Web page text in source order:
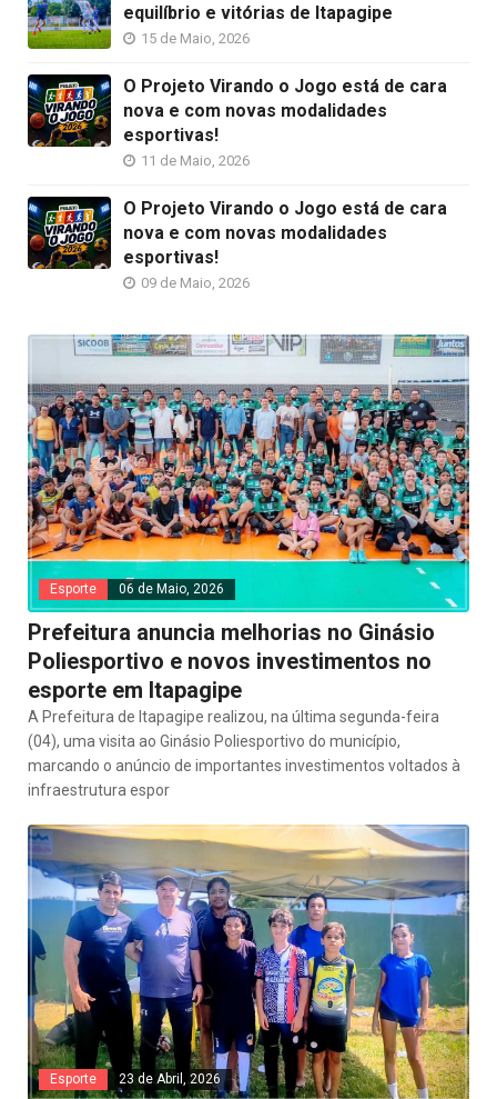
equilíbrio e vitórias de Itapagipe
15 de Maio, 2026
O Projeto Virando o Jogo está de cara
nova e com novas modalidades
esportivas!
11 de Maio, 2026
O Projeto Virando o Jogo está de cara
nova e com novas modalidades
esportivas!
09 de Maio, 2026
Esporte 06 de Maio, 2026
Prefeitura anuncia melhorias no Ginásio
Poliesportivo e novos investimentos no
esporte em Itapagipe
A Prefeitura de Itapagipe realizou, na última segunda-feira
(04), uma visita ao Ginásio Poliesportivo do município,
marcando o anúncio de importantes investimentos voltados à
infraestrutura espor
Esporte 23 de Abril, 2026